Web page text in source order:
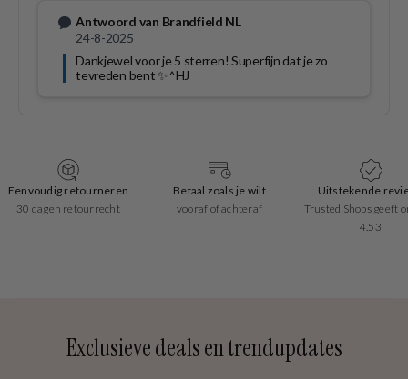
Eenvoudig retourneren
30 dagen retourrecht
Betaal zoals je wilt
vooraf of achteraf
Uitstekende
Trusted Shops geeft
4.53
Exclusieve deals en trendupdates